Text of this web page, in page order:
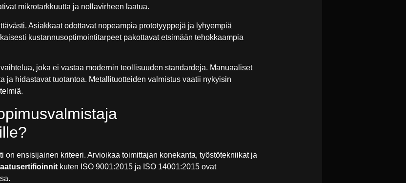
mikrotarkkuutta ja nollavirheen laatua.
Asiakkaat odottavat nopeampia prototyyppejä ja lyhyempiä
kustannusoptimointitarpeet pakottavat etsimään tehokkaampia
joka ei vastaa modernin teollisuuden standardeja. Manuaaliset
ja hidastavat tuotantoa. Metallituotteiden valmistus vaatii nykyisin
on ensisijainen kriteeri. Arvioikaa toimittajan konekanta, työstötekniikat ja
kuten ISO 9001:2015 ja ISO 14001:2015 ovat